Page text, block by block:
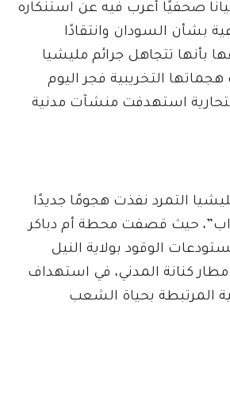
بيانًا صحفيًا أعرب فيه عن استنكاره
بشأن السودان وانتقادًا
بأنها تتجاهل جرائم مليشيا
هجماتها التخريبية فجر اليوم
استهدفت منشآت مدنية
التمرد نفذت هجومًا جديدًا
حيث قصفت محطة أم دباكر
الوقود بولاية النيل
كنانة المدني، في استهداف
المرتبطة بحياة الشعب